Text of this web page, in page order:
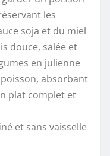
les
soja et du miel
douce, salée et
en julienne
absorbant
plat complet et
et sans vaisselle